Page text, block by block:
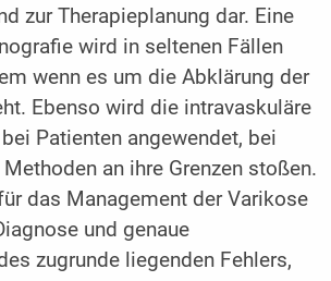
zur Therapieplanung dar. Eine
wird in seltenen Fällen
wenn es um die Abklärung der
Ebenso wird die intravaskuläre
Patienten angewendet, bei
an ihre Grenzen stoßen.
das Management der Varikose
und genaue
zugrunde liegenden Fehlers,